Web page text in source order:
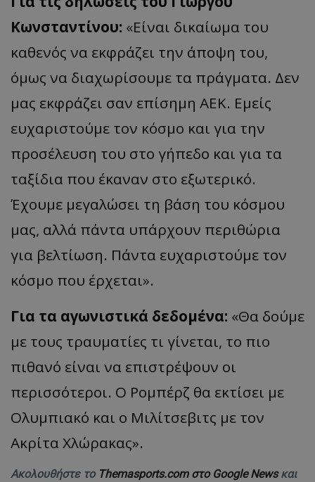
Κωνσταντίνου: «Είναι δικαίωμα του
καθενός να εκφράζει την άποψη του,
όμως να διαχωρίσουμε τα πράγματα. Δεν
μας εκφράζει σαν επίσημη ΑΕΚ. Εμείς
ευχαριστούμε τον κόσμο και για την
προσέλευση του στο γήπεδο και για τα
ταξίδια που έκαναν στο εξωτερικό.
Έχουμε μεγαλώσει τη βάση του κόσμου
μας, αλλά πάντα υπάρχουν περιθώρια
για βελτίωση. Πάντα ευχαριστούμε τον
κόσμο που έρχεται».
Για τα αγωνιστικά δεδομένα: «Θα δούμε
με τους τραυματίες τι γίνεται, το πιο
πιθανό είναι να επιστρέψουν οι
περισσότεροι. Ο Ρομπέρζ θα εκτίσει με
Ολυμπιακό και ο Μιλίτσεβιτς με τον
Ακρίτα Χλώρακας».
Ακολουθήστε το Themasports.com στο Google Newsκαι